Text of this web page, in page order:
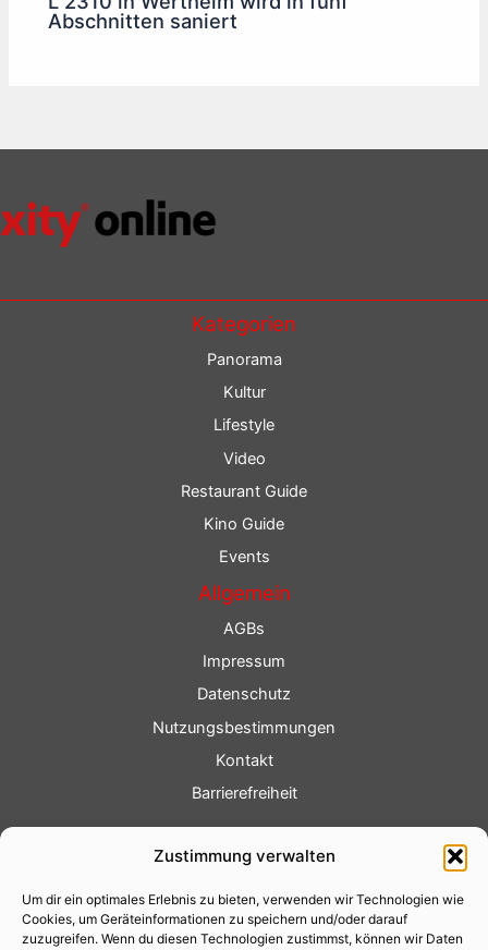
Zustimmung verwalten
Um dir ein optimales Erlebnis zu bieten, verwenden wir Technologien wie
Cookies, um Geräteinformationen zu speichern und/oder darauf
zuzugreifen. Wenn du diesen Technologien zustimmst, können wir Daten
Abschnitten saniert
Kategorien
Panorama
Kultur
Lifestyle
Video
Restaurant Guide
Kino Guide
Events
Allgemein
AGBs
Impressum
Datenschutz
Nutzungsbestimmungen
Kontakt
Barrierefreiheit
Fotoservice
Videoservice
Werbung